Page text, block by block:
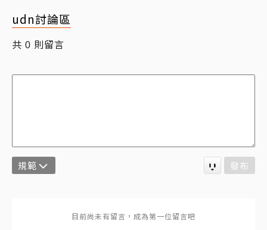
udn討論區
共 0 則留言
規範 發布